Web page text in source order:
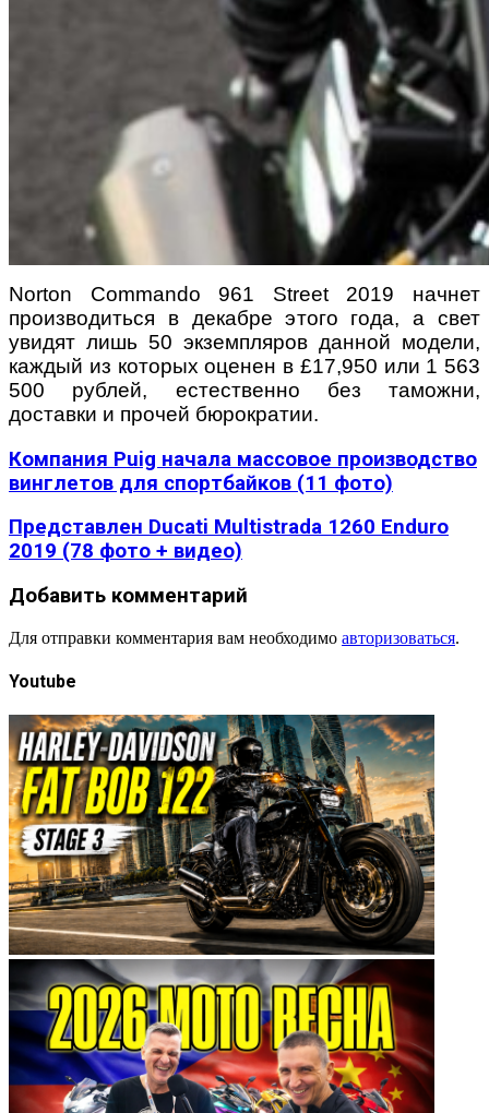
Norton Commando 961 Street 2019 начнет
производиться в декабре этого года, а свет
увидят лишь 50 экземпляров данной модели,
каждый из которых оценен в £17,950 или 1 563
500 рублей, естественно без таможни,
доставки и прочей бюрократии.
Компания Puig начала массовое производство
винглетов для спортбайков (11 фото)
Представлен Ducati Multistrada 1260 Enduro
2019 (78 фото + видео)
Добавить комментарий
Для отправки комментария вам необходимо авторизоваться.
Youtube